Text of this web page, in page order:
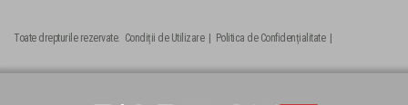
Toate drepturile rezervate. Condiții de Utilizare| Politica de Confidențialitate|